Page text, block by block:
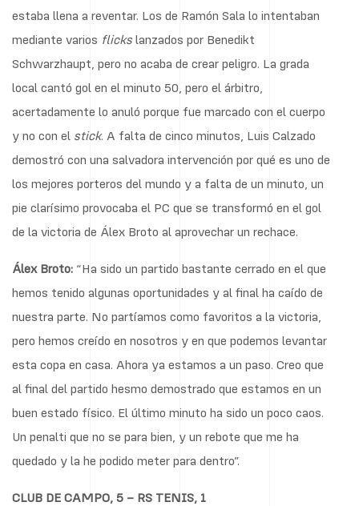
estaba llena a reventar. Los de Ramón Sala lo intentaban
mediante varios flickslanzados por Benedikt
Schwarzhaupt, pero no acaba de crear peligro. La grada
local cantó gol en el minuto 50, pero el árbitro,
acertadamente lo anuló porque fue marcado con el cuerpo
y no con el stick. A falta de cinco minutos, Luis Calzado
demostró con una salvadora intervención por qué es uno de
los mejores porteros del mundo y a falta de un minuto, un
pie clarísimo provocaba el PC que se transformó en el gol
de la victoria de Álex Broto al aprovechar un rechace.
Álex Broto: “Ha sido un partido bastante cerrado en el que
hemos tenido algunas oportunidades y al final ha caído de
nuestra parte. No partíamos como favoritos a la victoria,
pero hemos creído en nosotros y en que podemos levantar
esta copa en casa. Ahora ya estamos a un paso. Creo que
al final del partido hesmo demostrado que estamos en un
buen estado físico. El último minuto ha sido un poco caos.
Un penalti que no se para bien, y un rebote que me ha
quedado y la he podido meter para dentro”.
CLUB DE CAMPO, 5 – RS TENIS, 1